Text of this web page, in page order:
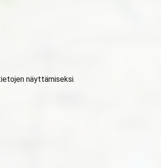
näyttämiseksi.